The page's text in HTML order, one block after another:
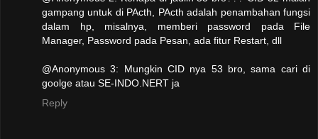
gampang untuk di PActh, PActh adalah penambahan fungsi
dalam hp, misalnya, memberi password pada File
Manager, Password pada Pesan, ada fitur Restart, dll
@Anonymous 3: Mungkin CID nya 53 bro, sama cari di
goolge atau SE-INDO.NERT ja
Reply